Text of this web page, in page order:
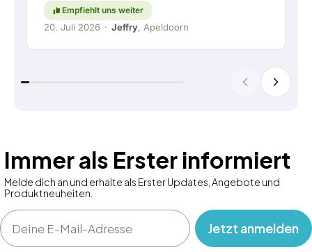
Empfiehlt uns weiter
20. Juli 2026 · Jeffry, Apeldoorn
Immer als Erster informiert
Melde dich an und erhalte als Erster Updates, Angebote und
Produktneuheiten.
Email
‎ ‎ ‎ Jetzt anmelden‎ ‎ ‎ ‎